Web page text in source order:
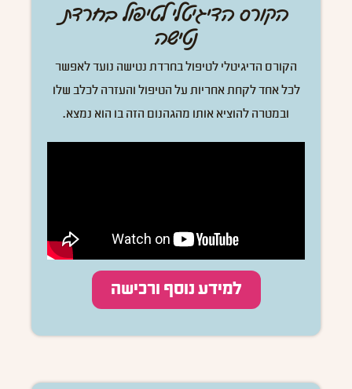
הקורס הדיגיטלי לטיפול בחרדת
נטישה
הקורס הדיגיטלי לטיפול בחרדת נטישה נועד לאפשר
לכל אחד לקחת אחריות על הטיפול והעזרה לכלב שלו
ובמטרה להוציא אותו מהגהנום הזה בו הוא נמצא.
למידע נוסף ורכישה